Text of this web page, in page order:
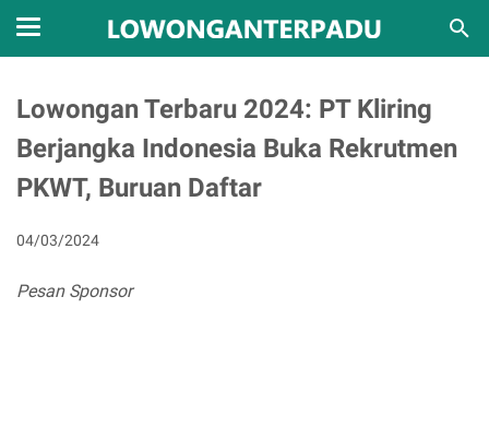
Lowongan Terbaru 2024: PT Kliring
Berjangka Indonesia Buka Rekrutmen
PKWT, Buruan Daftar
04/03/2024
Pesan Sponsor